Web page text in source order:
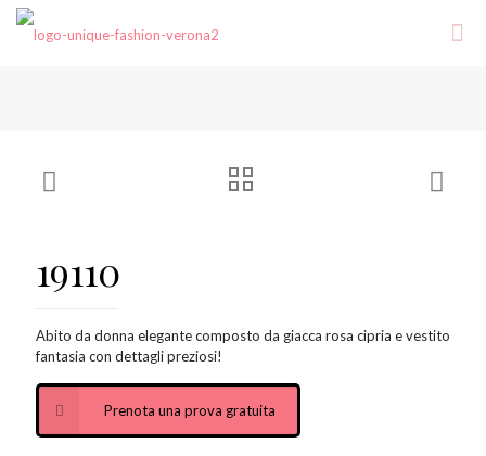
19110
Abito da donna elegante composto da giacca rosa cipria e vestito
fantasia con dettagli preziosi!
Prenota una prova gratuita